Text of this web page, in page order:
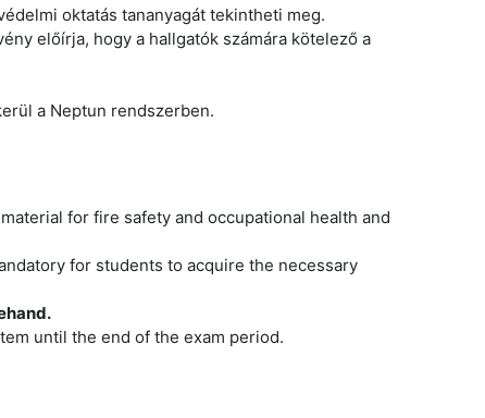
oktatás tananyagát tekintheti meg.
előírja, hogy a hallgatók számára kötelező a
a Neptun rendszerben.
for fire safety and occupational health and
for students to acquire the necessary
until the end of the exam period.